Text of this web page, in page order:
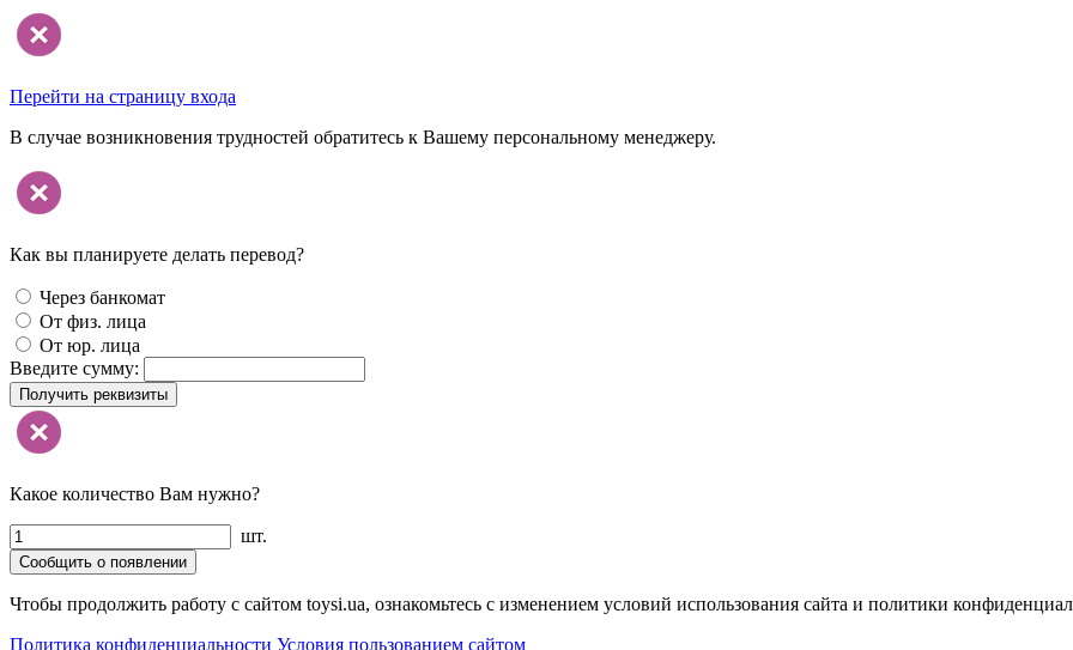
Перейти на страницу входа
В случае возникновения трудностей обратитесь к Вашему персональному менеджеру.
Как вы планируете делать перевод?
Через банкомат
От физ. лица
От юр. лица
Введите сумму:
Получить реквизиты
Какое количество Вам нужно?
шт.
Сообщить о появлении
Чтобы продолжить работу с сайтом toysi.ua, ознакомьтесь с изменением условий использования сайта и политики
Политика конфиденциальности Условия пользованием сайтом